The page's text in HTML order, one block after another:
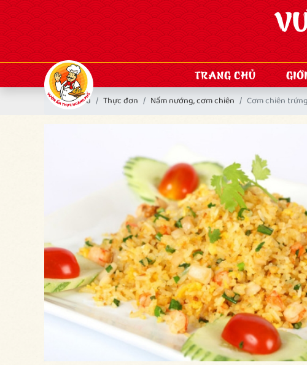
TRANG CHỦ
Trang chủ Thực đơn Nấm nướng, cơm chiên Cơm chiên trứng